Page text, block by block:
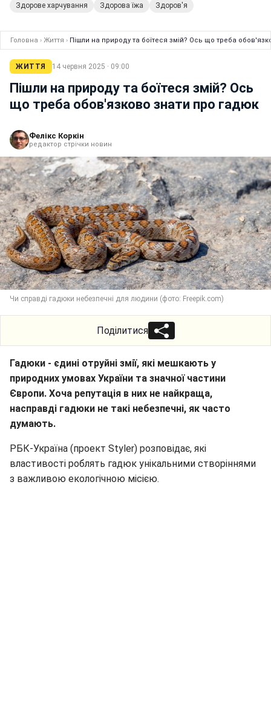
Здорове харчування Здорова їжа Здоров'я
Головна › Життя › Пішли на природу та боїтеся змій? Ось що треба
ЖИТТЯ 14 червня 2025 · 09:00
Пішли на природу та боїтеся змій? Ось
що треба обов'язково знати про гадюк
Фелікс Коркін
редактор стрічки новин
Чи справді гадюки небезпечні для людини (фото: Freepik.com)
Поділитися
Гадюки - єдині отруйні змії, які мешкають у
природних умовах України та значної частини
Європи. Хоча репутація в них не найкраща,
насправді гадюки не такі небезпечні, як часто
думають.
РБК-Україна (проект Styler) розповідає, які
властивості роблять гадюк унікальними створіннями
з важливою екологічною місією.